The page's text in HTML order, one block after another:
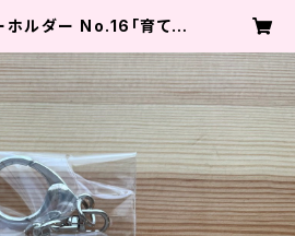
ホルダー No.16「育て!」